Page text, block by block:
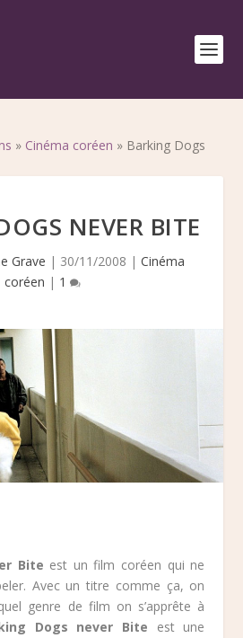
» Cinéma coréen » Barking Dogs
NEVER BITE
Grave | 30/11/2008 | Cinéma
coréen | 1
Bite est un film coréen qui ne
Avec un titre comme ça, on
genre de film on s’apprête à
Dogs never Bite est une